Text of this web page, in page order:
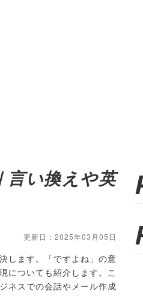
言い換えや英
更新日：2025年03月05日
します。「ですよね」の意
についても紹介します。こ
ネスでの会話やメール作成